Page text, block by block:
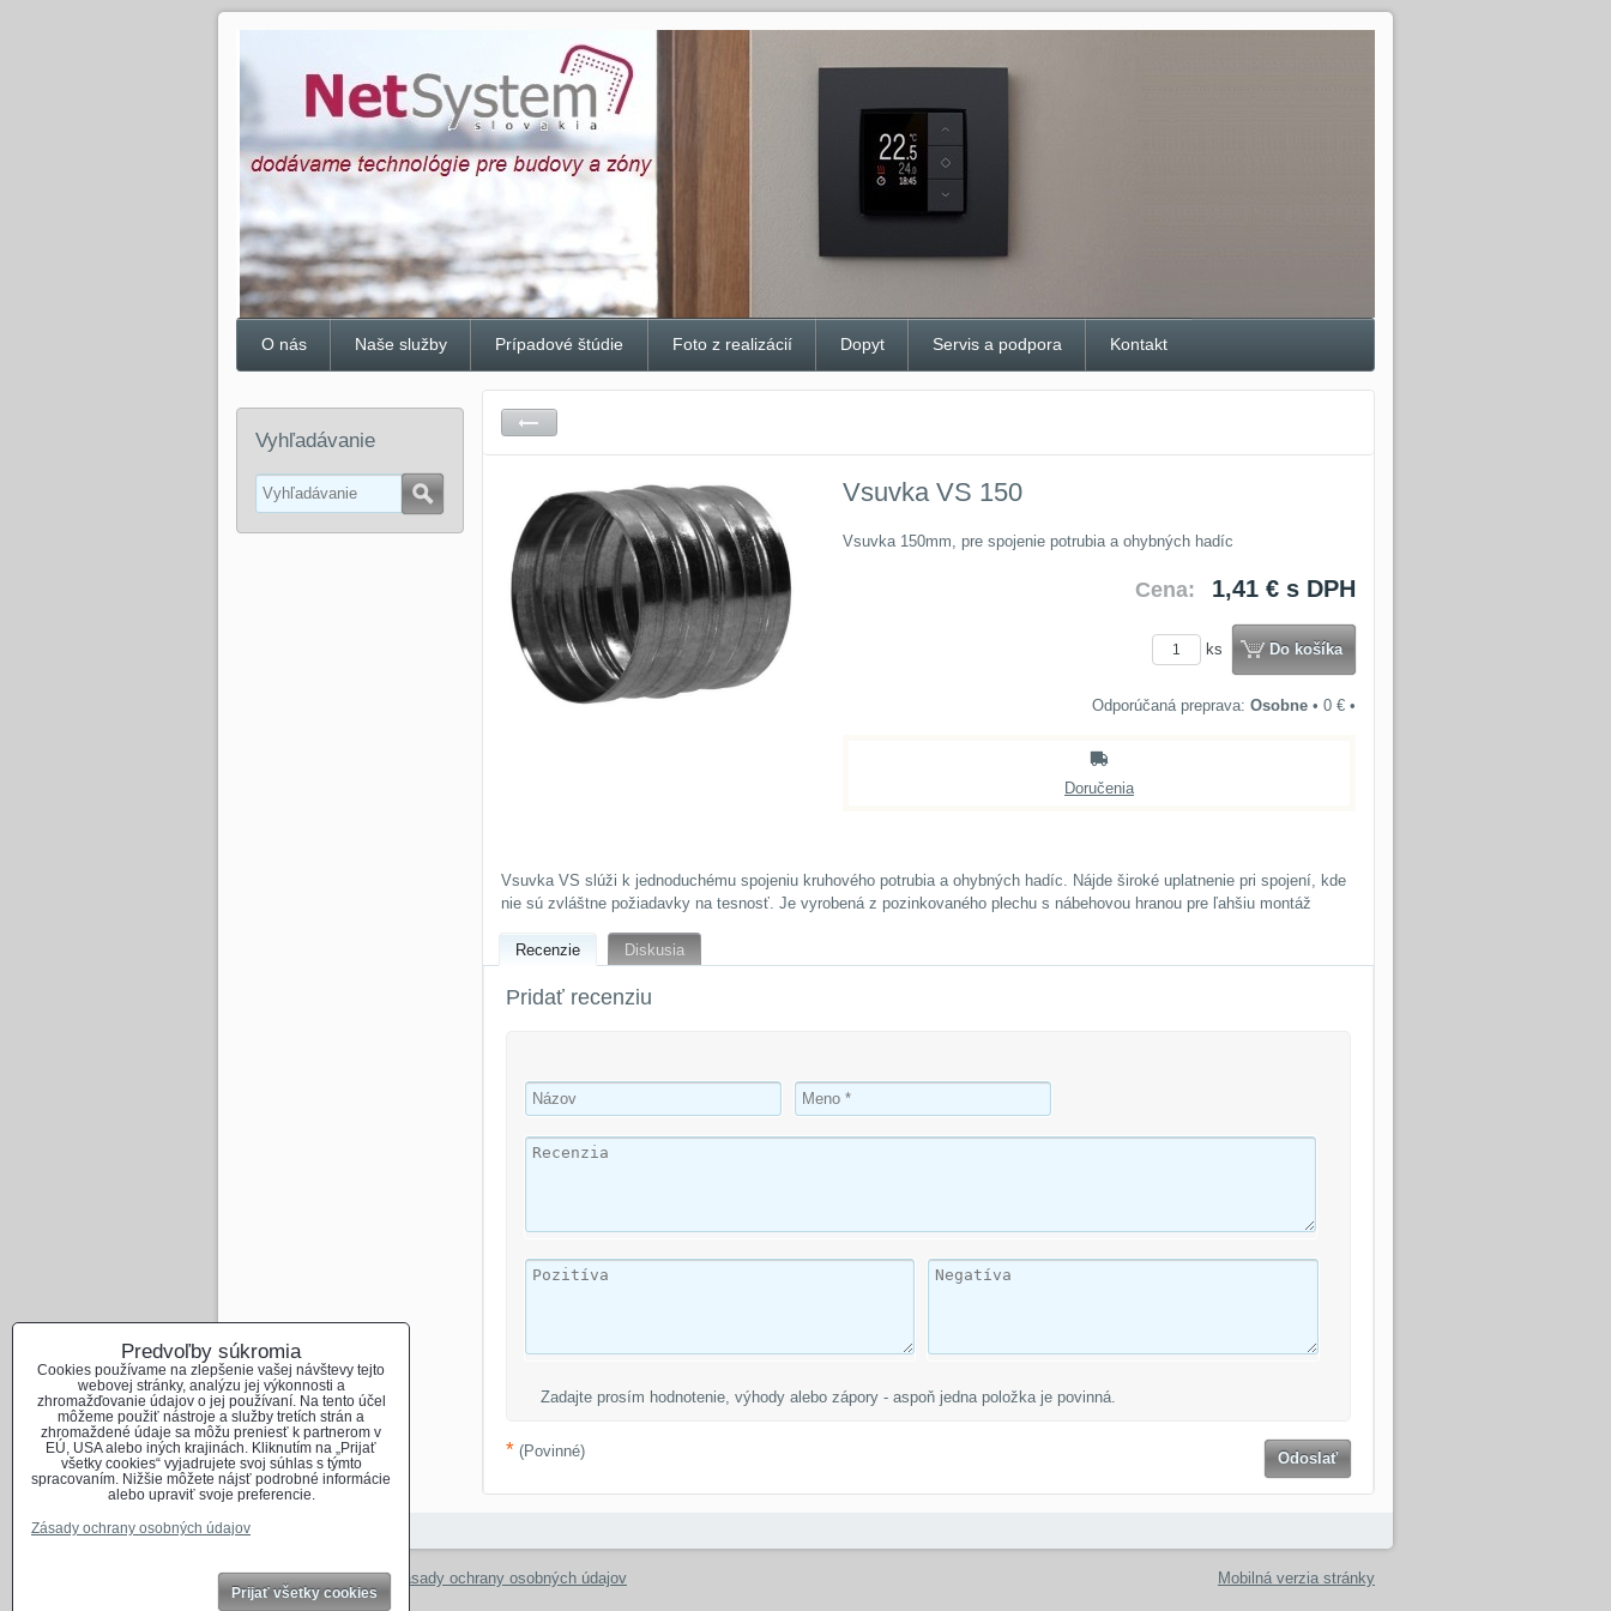
O nás Naše služby Prípadové štúdie Foto z realizácií Dopyt Servis a podpora Kontakt
Vsuvka VS 150
Vsuvka 150mm, pre spojenie potrubia a ohybných hadíc
Cena: 1,41 € s DPH
ks Do košíka
Osobne • 0 € •
Doručenia
Vsuvka VS slúži k jednoduchému spojeniu kruhového potrubia a ohybných hadíc. Nájde široké uplatnenie pri spojení, kde
nie sú zvláštne požiadavky na tesnosť. Je vyrobená z pozinkovaného plechu s nábehovou hranou pre ľahšiu montáž
Recenzie Diskusia
Pridať recenziu
Zadajte prosím hodnotenie, výhody alebo zápory - aspoň jedna položka je povinná.
*(Povinné) Odoslať
Vyhľadávanie
Predvoľby súkromia
Zásady ochrany osobných údajov
Mobilná verzia stránky
Predvoľby súkromia
Cookies používame na zlepšenie vašej návštevy tejto
webovej stránky, analýzu jej výkonnosti a
zhromažďovanie údajov o jej používaní. Na tento účel
môžeme použiť nástroje a služby tretích strán a
zhromaždené údaje sa môžu preniesť k partnerom v
EÚ, USA alebo iných krajinách. Kliknutím na „Prijať
všetky cookies“ vyjadrujete svoj súhlas s týmto
spracovaním. Nižšie môžete nájsť podrobné informácie
alebo upraviť svoje preferencie.
Zásady ochrany osobných údajov
Prijať všetky cookies